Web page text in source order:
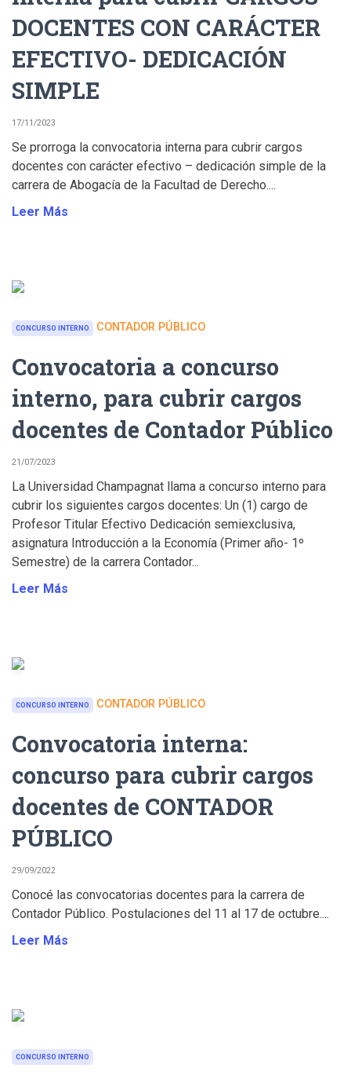
DOCENTES CON CARÁCTER
EFECTIVO- DEDICACIÓN
SIMPLE
17/11/2023
Se prorroga la convocatoria interna para cubrir cargos
docentes con carácter efectivo – dedicación simple de la
carrera de Abogacía de la Facultad de Derecho....
Leer Más
CONCURSO INTERNO CONTADOR PÚBLICO
Convocatoria a concurso
interno, para cubrir cargos
docentes de Contador Público
21/07/2023
La Universidad Champagnat llama a concurso interno para
cubrir los siguientes cargos docentes: Un (1) cargo de
Profesor Titular Efectivo Dedicación semiexclusiva,
asignatura Introducción a la Economía (Primer año- 1º
Semestre) de la carrera Contador...
Leer Más
CONCURSO INTERNO CONTADOR PÚBLICO
Convocatoria interna:
concurso para cubrir cargos
docentes de CONTADOR
PÚBLICO
29/09/2022
Conocé las convocatorias docentes para la carrera de
Contador Público. Postulaciones del 11 al 17 de octubre....
Leer Más
CONCURSO INTERNO